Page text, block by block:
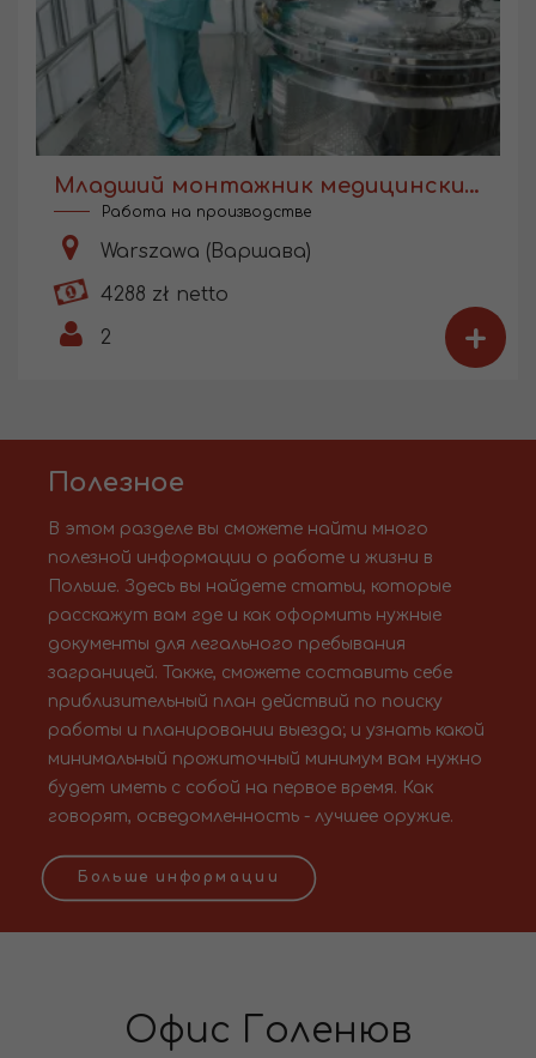
Младший монтажник медицинских изделий
Работа на производстве
Warszawa (Варшава)
4288 zł netto
2
+
Полезное
В этом разделе вы сможете найти много
полезной информации о работе и жизни в
Польше. Здесь вы найдете статьи, которые
расскажут вам где и как оформить нужные
документы для легального пребывания
заграницей. Также, сможете составить себе
приблизительный план действий по поиску
работы и планировании выезда; и узнать какой
минимальный прожиточный минимум вам нужно
будет иметь с собой на первое время. Как
говорят, осведомленность - лучшее оружие.
Больше информации
Офис Голенюв